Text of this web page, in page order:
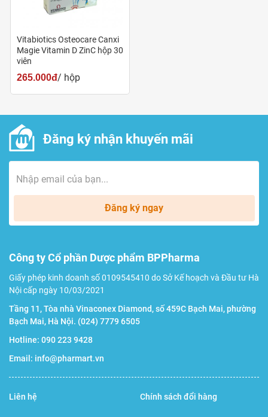
trì hoạt động của cơ bắp.
Đối tượng sử dụng
Người trưởng thành
Lưu ý
Thực phẩm này không phải là thuốc và không có tác
dụng thay thế thuốc chữa bệnh.
phần nào của sản phẩm.
ăn cân bằng, đa dạng và lối sống lành mạnh.
Không sử dụng đối với những người mẫn cảm, dị ứng
với bất kỳ thành phần nào của sản phẩm.
Đọc kỹ hướng dẫn sử dụng trước khi dùng.
Bảo quản
Bảo quản dưới 25 độ C, nơi khô thoáng, tránh xa tầm
Vitabiotics Osteocare Canxi
Magie Vitamin D ZinC hộp 30
viên
265.000đ/ hộp
Đăng ký nhận khuyến mãi
Đăng ký ngay
Công ty Cổ phần Dược phẩm BPPharma
Giấy phép kinh doanh số 0109545410 do Sở Kế hoạch và Đầu tư Hà
Nội cấp ngày 10/03/2021
Tầng 11, Tòa nhà Vinaconex Diamond, số 459C Bạch Mai, phường
Bạch Mai, Hà Nội. (024) 7779 6505
Hotline: 090 223 9428
Email: info@pharmart.vn
Liên hệ Chính sách đổi hàng